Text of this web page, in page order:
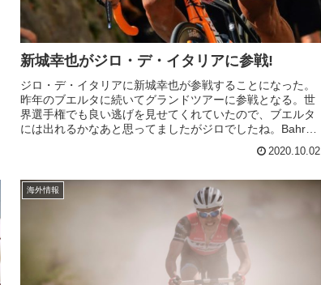
新城幸也がジロ・デ・イタリアに参戦!
ジロ・デ・イタリアに新城幸也が参戦することになった。
昨年のブエルタに続いてグランドツアーに参戦となる。世
界選手権でも良い逃げを見せてくれていたので、ブエルタ
には出れるかなあと思ってましたがジロでしたね。Bahrain
2020.10.02
海外情報